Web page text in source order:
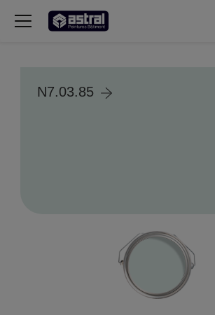
N7.03.85